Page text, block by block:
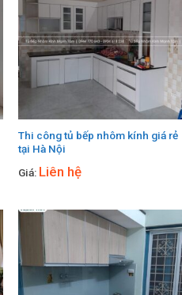
Thi công tủ bếp nhôm kính giá rẻ
tại Hà Nội
Giá: Liên hệ